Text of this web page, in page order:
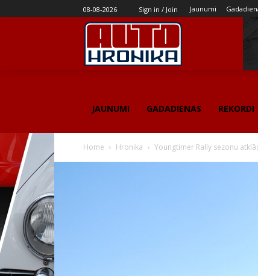
08-08-2026 Sign in / Join Jaunumi
JAUNUMI GADADIENAS REKORDI
Home Hronika Youngtimer Rally sezonu